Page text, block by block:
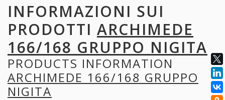
INFORMAZIONI SUI
PRODOTTI ARCHIMEDE
166/168 GRUPPO NIGITA
PRODUCTS INFORMATION
ARCHIMEDE 166/168 GRUPPO
NIGITA